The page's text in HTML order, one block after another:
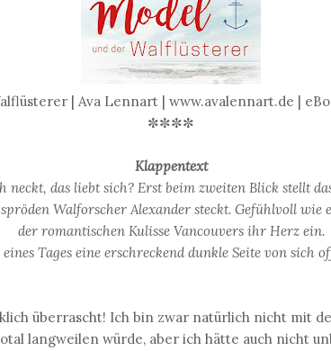
| Ava Lennart | www.avalennart.de |
✼✼✼✼
Klappentext
neckt, das liebt sich?Erst beim zweiten Blick stellt
Walforscher Alexander steckt. Gefühlvoll wie
der romantischen Kulisse Vancouvers ihr Herz ein.
Tages eine erschreckend dunkle Seite von sich
überrascht! Ich bin zwar natürlich nicht mit
langweilen würde, aber ich hätte auch nicht